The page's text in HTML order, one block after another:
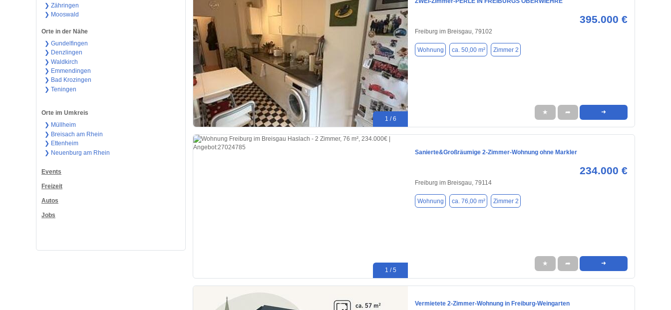
❯ Zähringen
❯ Mooswald
Orte in der Nähe
❯ Gundelfingen
❯ Denzlingen
❯ Waldkirch
❯ Emmendingen
❯ Bad Krozingen
❯ Teningen
Orte im Umkreis
❯ Müllheim
❯ Breisach am Rhein
❯ Ettenheim
❯ Neuenburg am Rhein
Events
Freizeit
Autos
Jobs
1 / 6
395.000 €
Freiburg im Breisgau, 79102
Wohnung ca. 50,00 m² Zimmer 2
★ ➦ ➜
1 / 5
Sanierte&Großräumige 2-Zimmer-Wohnung ohne Markler
234.000 €
Freiburg im Breisgau, 79114
Wohnung ca. 76,00 m² Zimmer 2
★ ➦ ➜
Vermietete 2-Zimmer-Wohnung in Freiburg-Weingarten